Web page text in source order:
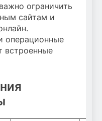
ограничить
сайтам и
операционные
встроенные